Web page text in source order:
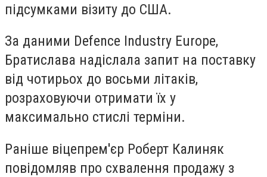
підсумками візиту до США.
За даними Defence Industry Europe,
Братислава надіслала запит на поставку
від чотирьох до восьми літаків,
розраховуючи отримати їх у
максимально стислі терміни.
Раніше віцепрем'єр Роберт Калиняк
повідомляв про схвалення продажу з